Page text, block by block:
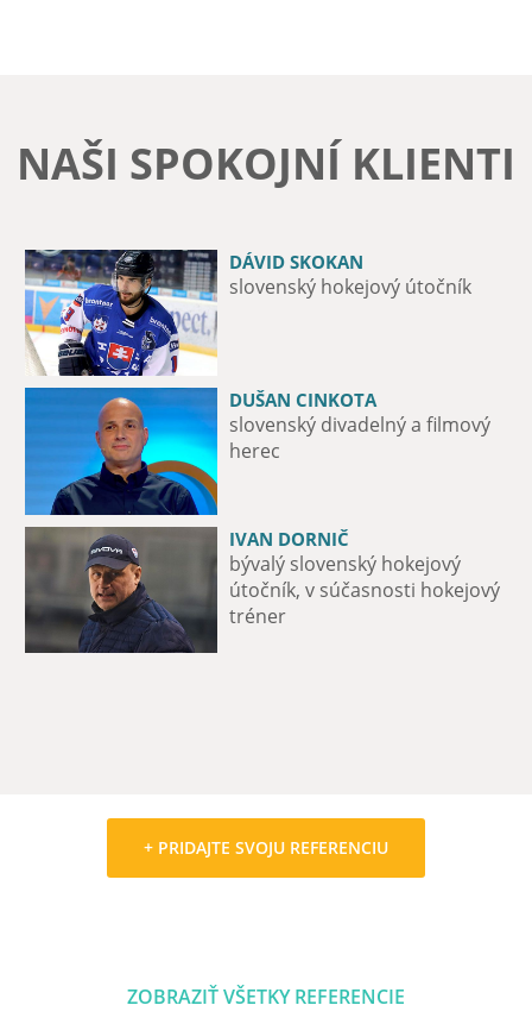
NAŠI SPOKOJNÍ KLIENTI
DÁVID SKOKAN
slovenský hokejový útočník
DUŠAN CINKOTA
slovenský divadelný a filmový
herec
IVAN DORNIČ
bývalý slovenský hokejový
útočník, v súčasnosti hokejový
tréner
MICHAL ZÁTORSKÝ
12-násobný majster Slovenska v
PAĽO DRAPÁK
spevák a basgitarista skupiny
Metalinda
MAXIME FORTIER
útočník hokejového tímu iClinic
Bratislava Capitals
+ PRIDAJTE SVOJU REFERENCIU
ZOBRAZIŤ VŠETKY REFERENCIE